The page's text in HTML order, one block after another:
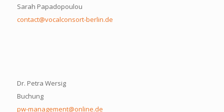
Sarah Papadopoulou
contact@vocalconsort-berlin.de
Dr. Petra Wersig
Buchung
pw-management@online.de